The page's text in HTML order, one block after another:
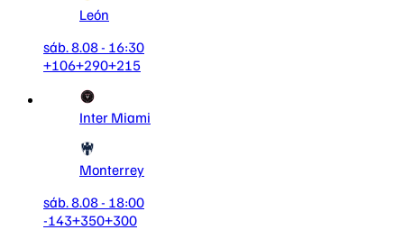
León
sáb. 8.08 - 16:30
+106+290+215
Inter Miami
Monterrey
sáb. 8.08 - 18:00
-143+350+300